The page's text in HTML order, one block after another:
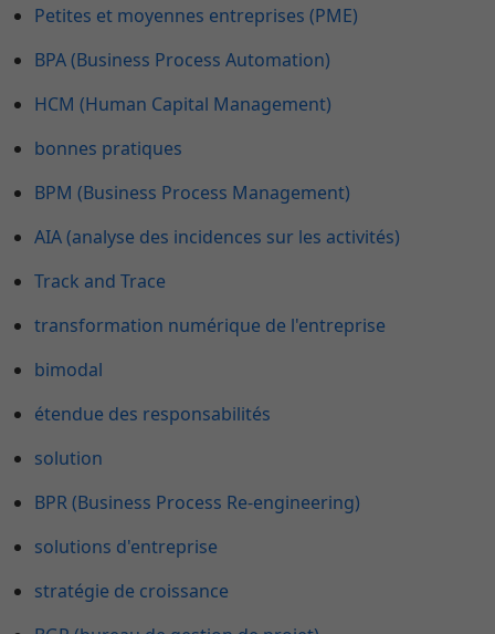
Petites et moyennes entreprises (PME)
BPA (Business Process Automation)
HCM (Human Capital Management)
bonnes pratiques
BPM (Business Process Management)
AIA (analyse des incidences sur les activités)
Track and Trace
transformation numérique de l'entreprise
bimodal
étendue des responsabilités
solution
BPR (Business Process Re-engineering)
solutions d'entreprise
stratégie de croissance